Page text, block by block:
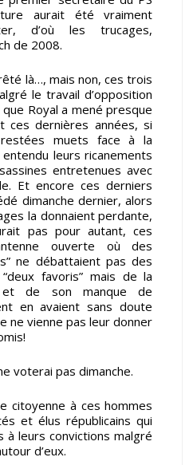
aurait été vraiment
d’où les trucages,
de 2008.
là…, mais non, ces trois
le travail d’opposition
Royal a mené presque
ces dernières années, si
muets face à la
leurs ricanements
entretenues avec
Et encore ces derniers
dimanche dernier, alors
la donnaient perdante,
pas pour autant, ces
ouverte où des
ne débattaient pas des
favoris” mais de la
et de son manque de
en avaient sans doute
ne vienne pas leur donner
voterai pas dimanche.
citoyenne à ces hommes
et élus républicains qui
leurs convictions malgré
d’eux.